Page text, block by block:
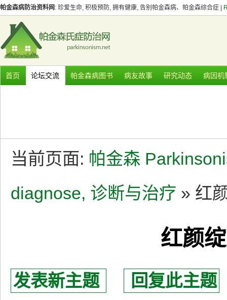
帕金森病防治资料网 : 珍爱生命, 积极预防, 拥有健康, 告别帕金森病、帕金森综合症 |
首页 论坛交流 帕金森病图书 病友故事 研究动态 病因机
当前页面: 帕金森
diagnose, 诊断与治疗 » 红
红颜
发表新主题 回复此主题